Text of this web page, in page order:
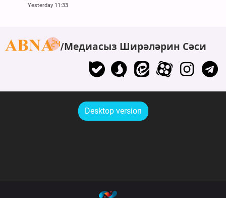
Yesterday 11:33
Медиасыз Ширәләрин Сәси
Desktop version